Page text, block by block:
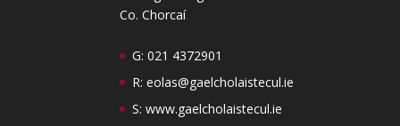
Co. Chorcaí
G: 021 4372901
R:eolas@gaelcholaistecul.ie
S:www.gaelcholaistecul.ie